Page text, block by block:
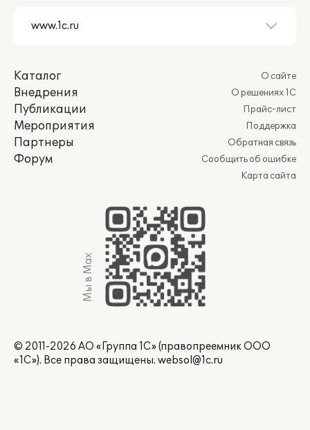
Каталог
Внедрения
Публикации
Мероприятия
Партнеры
Форум
О сайте
О решениях 1С
Прайс-лист
Поддержка
Обратная связь
Сообщить об ошибке
Карта сайта
Мы в Max
© 2011-2026 АО «Группа 1С» (правопреемник ООО
«1С»). Все права защищены. websol@1c.ru